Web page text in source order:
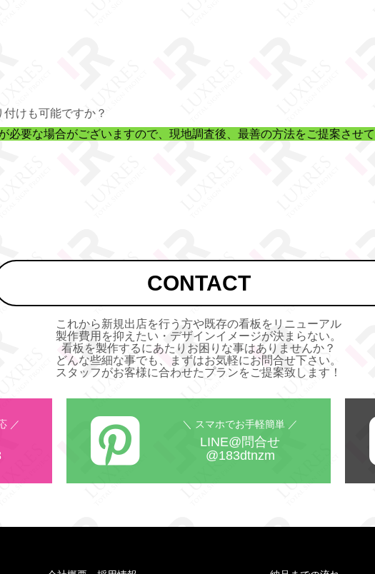
けも可能ですか？
要な場合がございますので、現地調査後、最善の方法をご提案させて
CONTACT
これから新規出店を行う方や既存の看板をリニューアル
製作費用を抑えたい・デザインイメージが決まらない。
看板を製作するにあたりお困りな事はありませんか？
どんな些細な事でも、まずはお気軽にお問合せ下さい。
スタッフがお客様に合わせたプランをご提案致します！
／ ＼ スマホでお手軽簡単 ／
LINE@問合せ
@183dtnzm